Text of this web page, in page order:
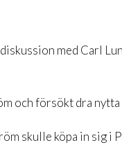
med Carl
och försökt dra nytta
skulle köpa in sig i